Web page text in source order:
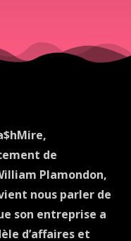
2)
de
Plamondon,
nous parler de
son entreprise a
d’affaires et